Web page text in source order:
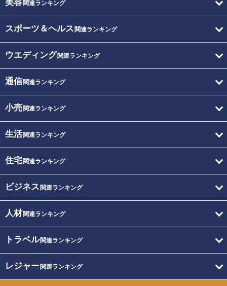
美容関連ランキング
スポーツ＆ヘルス 関連ランキング
ウエディング関連ランキング
通信関連ランキング
小売関連ランキング
生活関連ランキング
住宅関連ランキング
ビジネス 関連ランキング
人材関連ランキング
トラベル関連ランキング
レジャー関連ランキング